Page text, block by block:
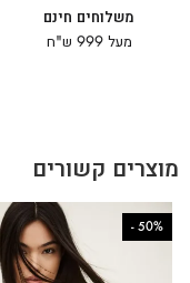
משלוחים חינם
מעל 999 ש"ח
מוצרים קשורים
50%
-